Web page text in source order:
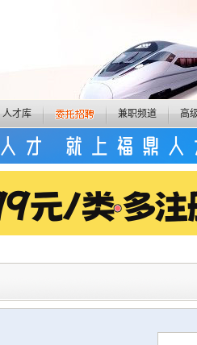
人才库 兼职频道 高